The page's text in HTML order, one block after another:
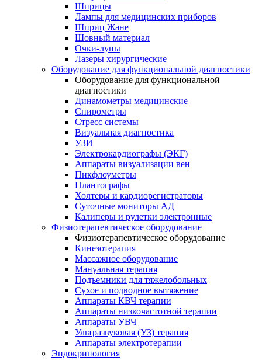
Шприцы
Лампы для медицинских приборов
Шприц Жане
Шовный материал
Очки-лупы
Лазеры хирургические
Оборудование для функциональной диагностики
Оборудование для функциональной
диагностики
Динамометры медицинские
Спирометры
Стресс системы
Визуальная диагностика
УЗИ
Электрокардиографы (ЭКГ)
Аппараты визуализации вен
Пикфлоуметры
Плантографы
Холтеры и кардиорегистраторы
Суточные мониторы АД
Калиперы и рулетки электронные
Физиотерапевтическое оборудование
Физиотерапевтическое оборудование
Кинезотерапия
Массажное оборудование
Мануальная терапия
Подъемники для тяжелобольных
Сухое и подводное вытяжение
Аппараты КВЧ терапии
Аппараты низкочастотной терапии
Аппараты УВЧ
Ультразвуковая (УЗ) терапия
Аппараты электротерапии
Эндокринология